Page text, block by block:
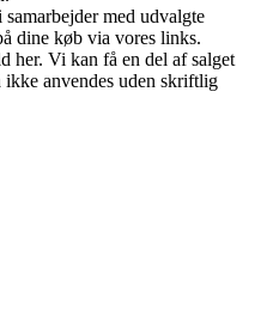
med udvalgte
dine køb via vores links.
her. Vi kan få en del af salget
anvendes uden skriftlig